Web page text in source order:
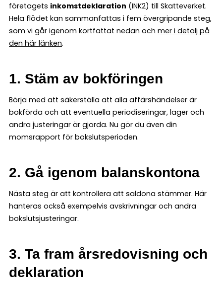
företagets inkomstdeklaration (INK2) till Skatteverket.
Hela flödet kan sammanfattas i fem övergripande steg,
som vi går igenom kortfattat nedan och mer i detalj på
den här länken.
1. Stäm av bokföringen
Börja med att säkerställa att alla affärshändelser är
bokförda och att eventuella periodiseringar, lager och
andra justeringar är gjorda. Nu gör du även din
momsrapport för bokslutsperioden.
2. Gå igenom balanskontona
Nästa steg är att kontrollera att saldona stämmer. Här
hanteras också exempelvis avskrivningar och andra
bokslutsjusteringar.
3. Ta fram årsredovisning och
deklaration